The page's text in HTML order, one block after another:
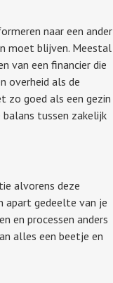
naar een ander
moet blijven. Meestal
van een financier die
overheid als de
zo goed als een gezin
tussen zakelijk
alvorens deze
apart gedeelte van je
en processen anders
alles een beetje en